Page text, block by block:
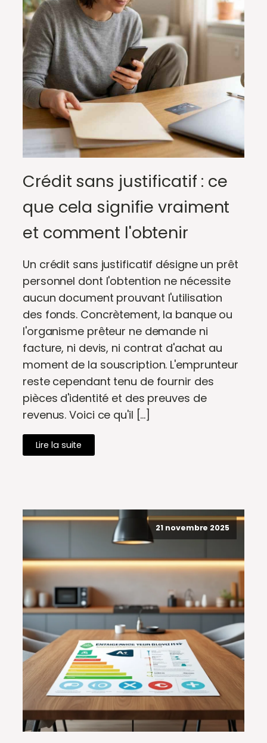
Crédit sans justificatif : ce
que cela signifie vraiment
et comment l'obtenir
Un crédit sans justificatif désigne un prêt
personnel dont l'obtention ne nécessite
aucun document prouvant l'utilisation
des fonds. Concrètement, la banque ou
l'organisme prêteur ne demande ni
facture, ni devis, ni contrat d'achat au
moment de la souscription. L'emprunteur
reste cependant tenu de fournir des
pièces d'identité et des preuves de
revenus. Voici ce qu'il […]
Lire la suite
21 novembre 2025